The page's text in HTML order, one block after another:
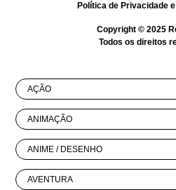
Política de Privacidadee
Copyright © 2025
Todos os direitos
AÇÃO
ANIMAÇÃO
ANIME / DESENHO
AVENTURA